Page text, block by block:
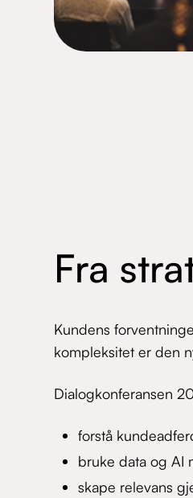
Fra
Kundens
kompleksitet er den
Dialogkonferansen
forstå
bruke data og AI
skape relevans